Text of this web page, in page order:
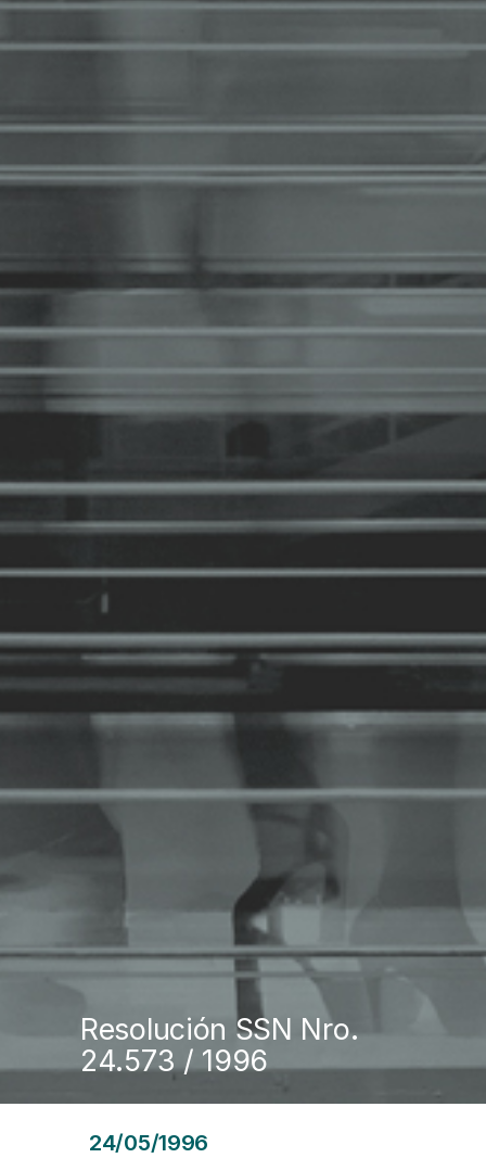
Resolución SSN Nro.
24.573 / 1996
24/05/1996